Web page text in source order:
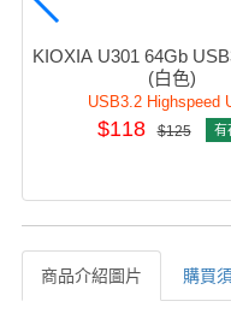
KIOXIA U301 64Gb
(白色)
USB3.2 Highspeed
$118 $125 有
商品介紹圖片 購買